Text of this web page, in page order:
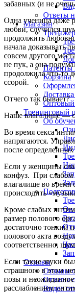
Ответы
Магазин
Патенты
Корзина
Оптовый
Тренинговый
Об
Он-
Отзывы
Отзывы
Отзывы
Видео
забавных (и не
Одна ученица даже
любви, случился
продолжить
начала доказывать
совсем другого
не пук, а она
продолжила что-то
ссорой.
Отчего так бывает?
Наше влагалище —
Во время секса
напрягаются.
после
Если у женщины
конфуз. При слабом
влагалище во время
происходить
Кроме слабых
размер полового
достаточно тонкий
полового акта
соответственно,
Если такие звуки
страшного в этом
позы и
расслаблением